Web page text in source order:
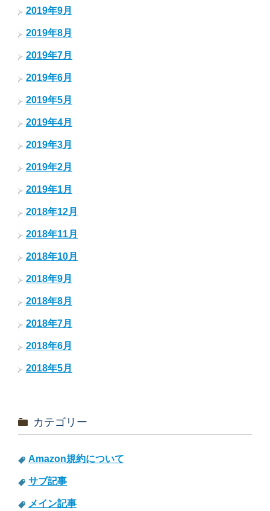
2019年9月
2019年8月
2019年7月
2019年6月
2019年5月
2019年4月
2019年3月
2019年2月
2019年1月
2018年12月
2018年11月
2018年10月
2018年9月
2018年8月
2018年7月
2018年6月
2018年5月
カテゴリー
Amazon規約について
サブ記事
メイン記事